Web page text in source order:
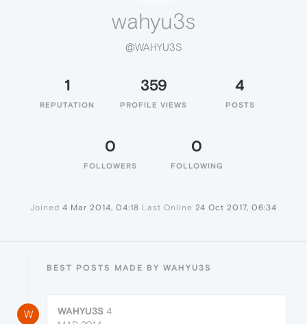
wahyu3s
@WAHYU3S
1
REPUTATION
359
PROFILE VIEWS
4
POSTS
0
FOLLOWERS
0
FOLLOWING
Joined 4 Mar 2014, 04:18 Last Online 24 Oct 2017, 06:34
BEST POSTS MADE BY WAHYU3S
W WAHYU3S 4